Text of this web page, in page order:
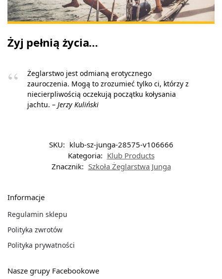
Żyj pełnią życia…
Żeglarstwo jest odmianą erotycznego
zauroczenia. Mogą to zrozumieć tylko ci, którzy z
niecierpliwością oczekują początku kołysania
jachtu. – Jerzy Kuliński
SKU: klub-sz-junga-28575-v106666
Kategoria: Klub Products
Znacznik: Szkoła Żeglarstwa Junga
Informacje
Regulamin sklepu
Polityka zwrotów
Polityka prywatności
Nasze grupy Facebookowe